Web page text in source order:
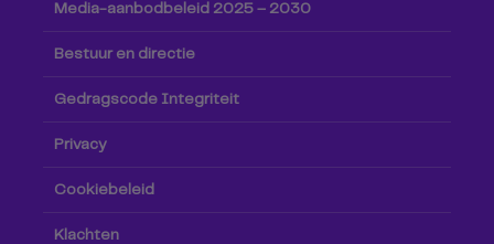
Media-aanbodbeleid 2025 – 2030
Bestuur en directie
Gedragscode Integriteit
Privacy
Cookiebeleid
Klachten